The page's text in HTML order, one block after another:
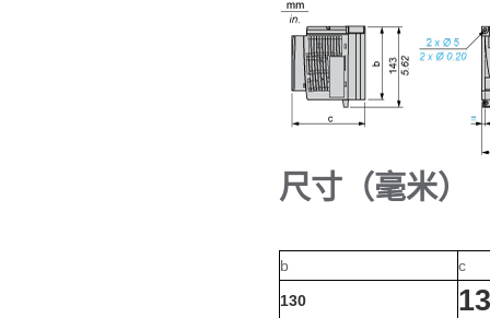
尺寸（毫米）
b
c
130